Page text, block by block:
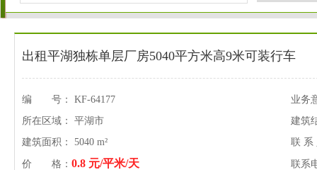
出租平湖独栋单层厂房5040平方米高9米可装行车
编 号： KF-64177
业务
所在区域： 平湖市
建筑
建筑面积： 5040 m²
联 系
价 格： 0.8 元/平米/天
联系